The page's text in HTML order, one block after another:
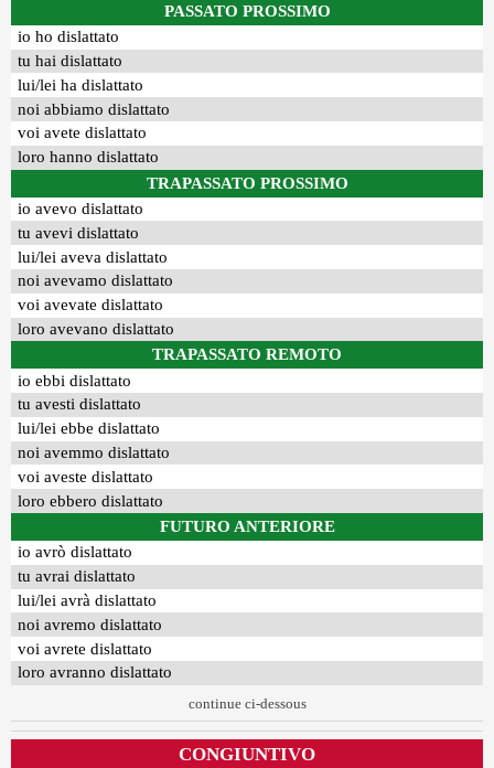
PASSATO PROSSIMO
io ho dislattato
tu hai dislattato
lui/lei ha dislattato
noi abbiamo dislattato
voi avete dislattato
loro hanno dislattato
TRAPASSATO PROSSIMO
io avevo dislattato
tu avevi dislattato
lui/lei aveva dislattato
noi avevamo dislattato
voi avevate dislattato
loro avevano dislattato
TRAPASSATO REMOTO
io ebbi dislattato
tu avesti dislattato
lui/lei ebbe dislattato
noi avemmo dislattato
voi aveste dislattato
loro ebbero dislattato
FUTURO ANTERIORE
io avrò dislattato
tu avrai dislattato
lui/lei avrà dislattato
noi avremo dislattato
voi avrete dislattato
loro avranno dislattato
continue ci-dessous
CONGIUNTIVO